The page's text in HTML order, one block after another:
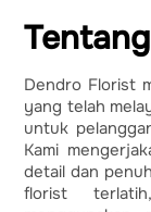
Dendro Florist
yang telah
untuk
Kami
detail dan
florist